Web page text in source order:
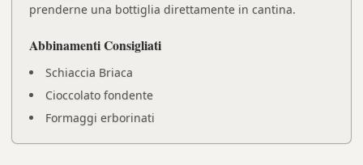
prenderne una bottiglia direttamente in cantina.
Abbinamenti Consigliati
Schiaccia Briaca
Cioccolato fondente
Formaggi erborinati